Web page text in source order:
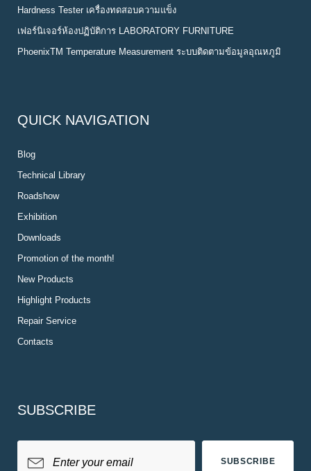
Hardness Tester เครื่องทดสอบความแข็ง
เฟอร์นิเจอร์ห้องปฏิบัติการ LABORATORY FURNITURE
PhoenixTM Temperature Measurement ระบบติดตามข้อมูลอุณหภูมิ
QUICK NAVIGATION
Blog
Technical Library
Roadshow
Exhibition
Downloads
Promotion of the month!
New Products
Highlight Products
Repair Service
Contacts
SUBSCRIBE
SUBSCRIBE